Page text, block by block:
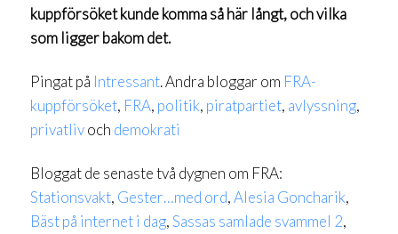
kuppförsöket kunde komma så här långt, och vilka
som ligger bakom det.
Pingat på Intressant. Andra bloggar om FRA-
kuppförsöket, FRA, politik, piratpartiet, avlyssning,
privatlivoch demokrati
Bloggat de senaste två dygnen om FRA:
Stationsvakt, Gester…med ord,Alesia Goncharik,
Bäst på internet i dag,Sassas samlade svammel 2,